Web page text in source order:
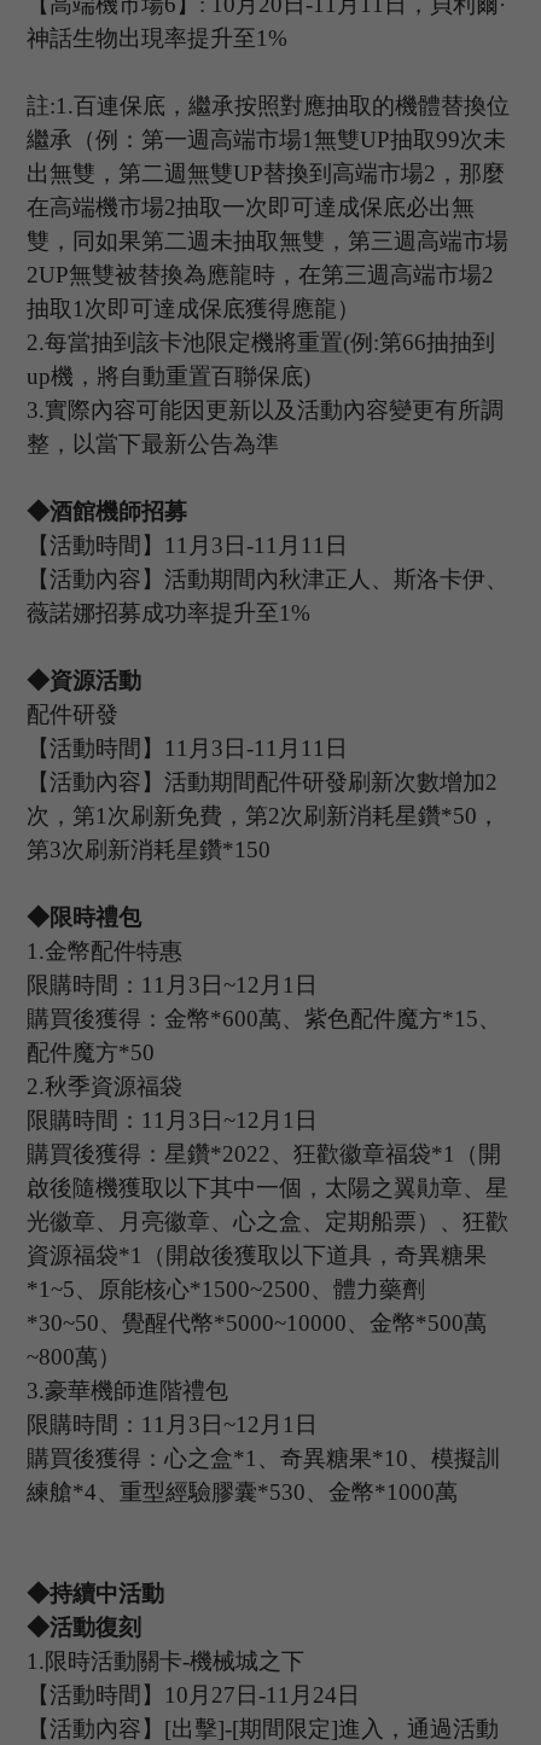
神話生物出現率提升至1%
註:1.百連保底，繼承按照對應抽取的機體替換位
繼承（例：第一週高端市場1 無雙UP抽取99次未
出無雙，第二週無雙UP替換到高端市場2 ，那麼
在高端機市場2抽取一次即可達成保底必出無
雙，同如果第二週未抽取無雙，第三週高端市場
2UP無雙被替換為應龍時，在第三週高端市場2
抽取 1 次即可達成保底獲得應龍）
2.每當抽到該卡池限定機將重置(例 :第66抽抽到
up機，將自動重置百聯保底)
3.實際內容可能因更新以及活動內容變更有所調
整，以當下最新公告為準
◆酒館機師招募
【活動時間】 11 月 3 日-11 月 11 日
【活動內容】活動期間內秋津正人、斯洛卡伊、
薇諾娜招募成功率提升至1%
◆資源活動
配件研發
【活動時間】 11 月 3 日-11 月 11 日
【活動內容】活動期間配件研發刷新次數增加2
次，第1次刷新免費，第2次刷新消耗星鑽*50 ，
第3次刷新消耗星鑽*150
◆限時禮包
1.金幣配件特惠
限購時間： 11 月 3 日~12 月 1日
購買後獲得：金幣*600萬、紫色配件魔方*15、
配件魔方*50
2.秋季資源福袋
限購時間： 11 月 3 日~12 月 1日
購買後獲得：星鑽*2022、狂歡徽章福袋*1
（開
啟後隨機獲取以下其中一個，太陽之翼勛章、星
光徽章、月亮徽章、心之盒、定期船票）、狂歡
資源福袋*1
（開啟後獲取以下道具，奇異糖果
*1~5、原能核心*1500~2500、體力藥劑
*30~50、覺醒代幣*5000~10000、金幣*500萬
~800萬）
3.豪華機師進階禮包
限購時間： 11 月 3 日~12 月 1日
購買後獲得：心之盒*1 、奇異糖果*10、模擬訓
練艙*4、重型經驗膠囊*530、金幣*1000萬
◆持續中活動
◆活動復刻
1.限時活動關卡-機械城之下
【活動時間】 10 月 27 日-11 月 24 日
【活動內容】 [出擊]-[期間限定]進入，通過活動